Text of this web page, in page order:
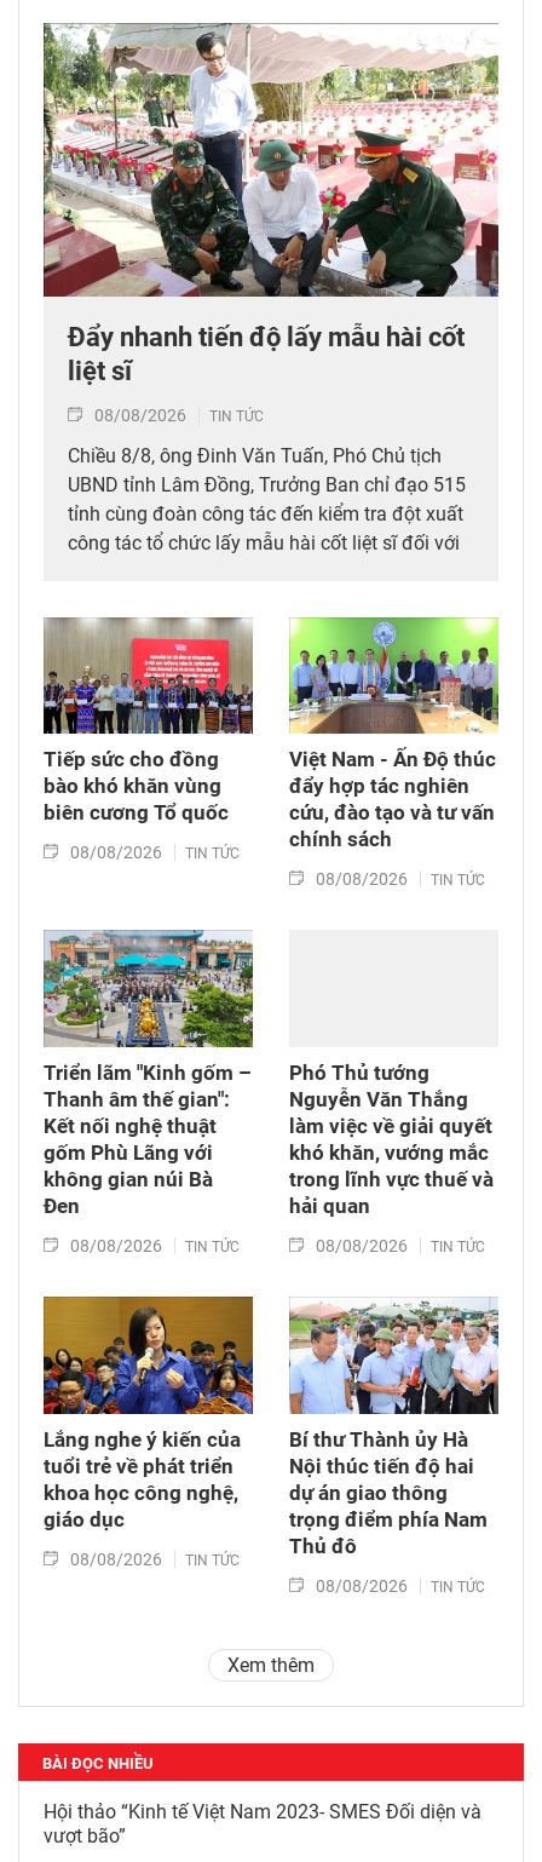
Đẩy nhanh tiến độ lấy mẫu hài cốt
liệt sĩ
08/08/2026 TIN TỨC
Chiều 8/8, ông Đinh Văn Tuấn, Phó Chủ tịch
UBND tỉnh Lâm Đồng, Trưởng Ban chỉ đạo 515
tỉnh cùng đoàn công tác đến kiểm tra đột xuất
công tác tổ chức lấy mẫu hài cốt liệt sĩ đối với
thời tặng quà cho cán bộ, chiến sĩ tham gia
công tác lấy mẫu tại đây.
Tiếp sức cho đồng
bào khó khăn vùng
biên cương Tổ quốc
08/08/2026 TIN TỨC
Việt Nam - Ấn Độ thúc
đẩy hợp tác nghiên
cứu, đào tạo và tư vấn
chính sách
08/08/2026 TIN TỨC
Triển lãm "Kinh gốm –
Thanh âm thế gian":
Kết nối nghệ thuật
gốm Phù Lãng với
không gian núi Bà
Đen
08/08/2026 TIN TỨC
Phó Thủ tướng
Nguyễn Văn Thắng
làm việc về giải quyết
khó khăn, vướng mắc
trong lĩnh vực thuế và
hải quan
08/08/2026 TIN TỨC
Lắng nghe ý kiến của
tuổi trẻ về phát triển
khoa học công nghệ,
giáo dục
08/08/2026 TIN TỨC
Bí thư Thành ủy Hà
Nội thúc tiến độ hai
dự án giao thông
trọng điểm phía Nam
Thủ đô
08/08/2026 TIN TỨC
Xem thêm
BÀI ĐỌC NHIỀU
Hội thảo “Kinh tế Việt Nam 2023-